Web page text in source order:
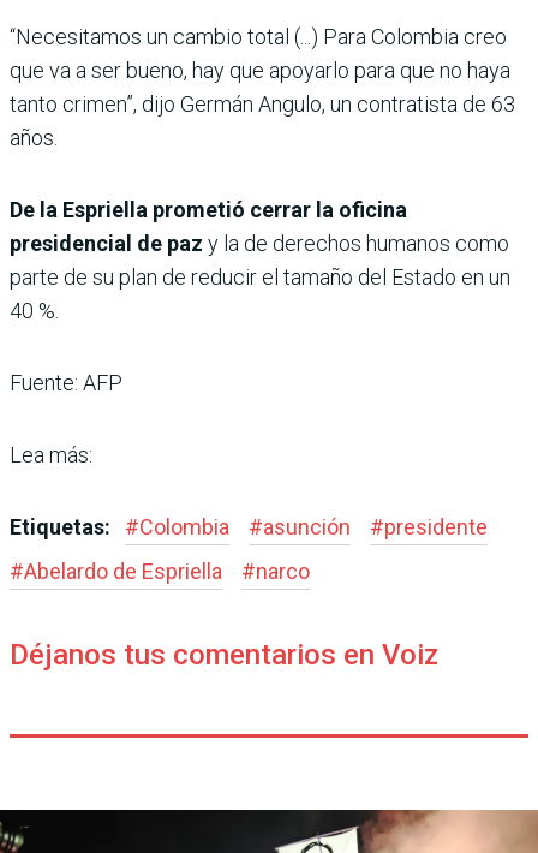
“Necesitamos un cambio total (...) Para Colombia creo
que va a ser bueno, hay que apoyarlo para que no haya
tanto crimen”, dijo Germán Angulo, un contratista de 63
años.
De la Espriella prometió cerrar la oficina
presidencial de paz y la de derechos humanos como
parte de su plan de reducir el tamaño del Estado en un
40 %.
Fuente: AFP
Lea más:
Etiquetas: #Colombia #asunción #presidente
#Abelardo de Espriella #narco
Déjanos tus comentarios en Voiz